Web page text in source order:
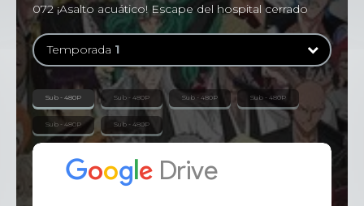
072 ¡Asalto acuático! Escape del hospital cerrado
Temporada 1
Temporada 1
363 Episodios
Temporada2
Sub - 480P Sub - 480P Sub - 480P Sub - 480P
Sub - 480P Sub - 480P